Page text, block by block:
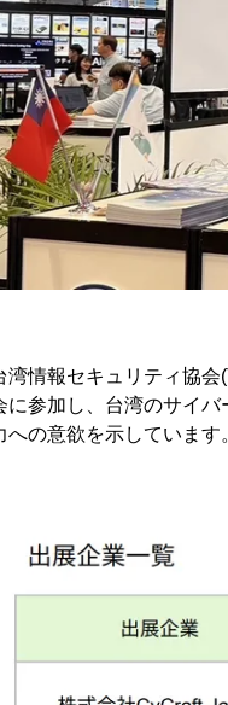
湾情報セキュリティ協
に参加し、台湾のサイ
への意欲を示しています